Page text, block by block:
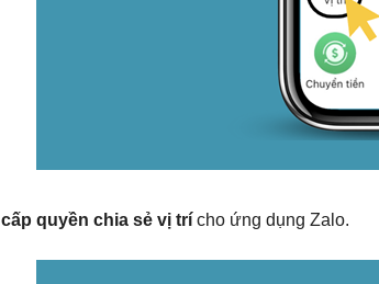
cấp quyền chia sẻ vị trí cho ứng dụng Zalo.